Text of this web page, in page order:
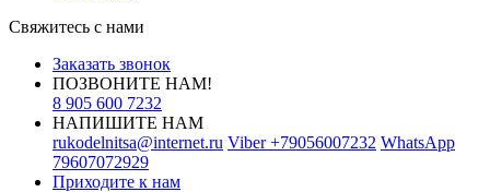
Свяжитесь с нами
Заказать звонок
ПОЗВОНИТЕ НАМ!
8 905 600 7232
НАПИШИТЕ НАМ
rukodelnitsa@internet.ru Viber+79056007232 WhatsApp
79607072929
Приходите к нам